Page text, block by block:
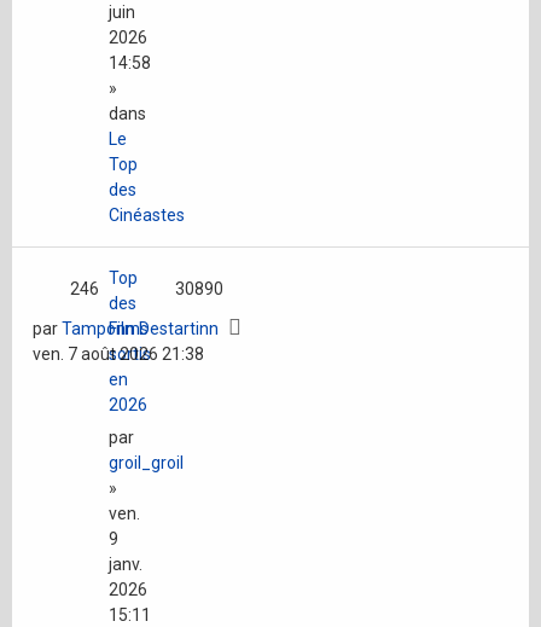
juin
2026
14:58
»
dans
Le
Top
des
Cinéastes
Top
des
Films
sortis
en
2026
par
groil_groil
»
ven.
9
janv.
2026
15:11
246 30890
parTamponn Destartinn
ven. 7 août 2026 21:38